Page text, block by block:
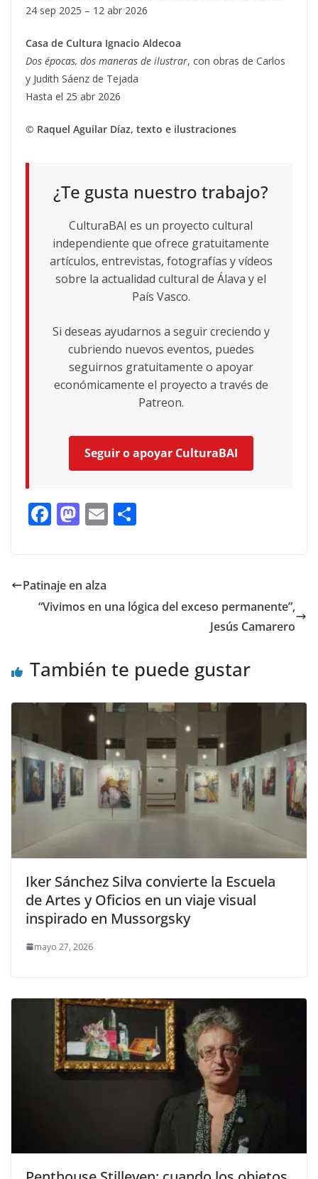
24 sep 2025 – 12 abr 2026
Casa de Cultura Ignacio Aldecoa
Dos épocas, dos maneras de ilustrar, con obras de Carlos
y Judith Sáenz de Tejada
Hasta el 25 abr 2026
© Raquel Aguilar Díaz, texto e ilustraciones
¿Te gusta nuestro trabajo?
CulturaBAI es un proyecto cultural
independiente que ofrece gratuitamente
artículos, entrevistas, fotografías y vídeos
sobre la actualidad cultural de Álava y el
País Vasco.
Si deseas ayudarnos a seguir creciendo y
cubriendo nuevos eventos, puedes
seguirnos gratuitamente o apoyar
económicamente el proyecto a través de
Patreon.
Seguir o apoyar CulturaBAI
F
b
o
M
d
o
E
ar
Patinaje en alza
“Vivimos en una lógica del exceso permanente”,
Jesús Camarero
También te puede gustar
Iker Sánchez Silva convierte la Escuela
de Artes y Oficios en un viaje visual
inspirado en Mussorgsky
mayo 27, 2026